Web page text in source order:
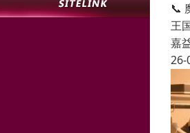
📞
王
嘉
26-